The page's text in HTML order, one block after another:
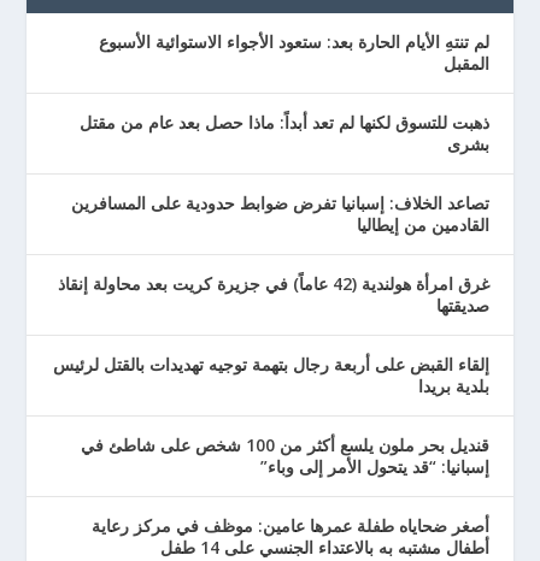
لم تنتهِ الأيام الحارة بعد: ستعود الأجواء الاستوائية الأسبوع
المقبل
ذهبت للتسوق لكنها لم تعد أبداً: ماذا حصل بعد عام من مقتل
بشرى
تصاعد الخلاف: إسبانيا تفرض ضوابط حدودية على المسافرين
القادمين من إيطاليا
غرق امرأة هولندية (42 عاماً) في جزيرة كريت بعد محاولة إنقاذ
صديقتها
إلقاء القبض على أربعة رجال بتهمة توجيه تهديدات بالقتل لرئيس
بلدية بريدا
قنديل بحر ملون يلسع أكثر من 100 شخص على شاطئ في
إسبانيا: “قد يتحول الأمر إلى وباء”
أصغر ضحاياه طفلة عمرها عامين: موظف في مركز رعاية
أطفال مشتبه به بالاعتداء الجنسي على 14 طفل